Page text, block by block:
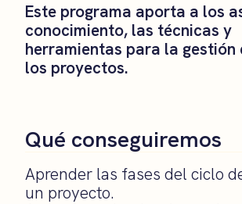
Este programa aporta a los
conocimiento, las técnicas y
herramientas para la gestión
los proyectos.
Qué conseguiremos
Aprender las fases del ciclo
un proyecto.